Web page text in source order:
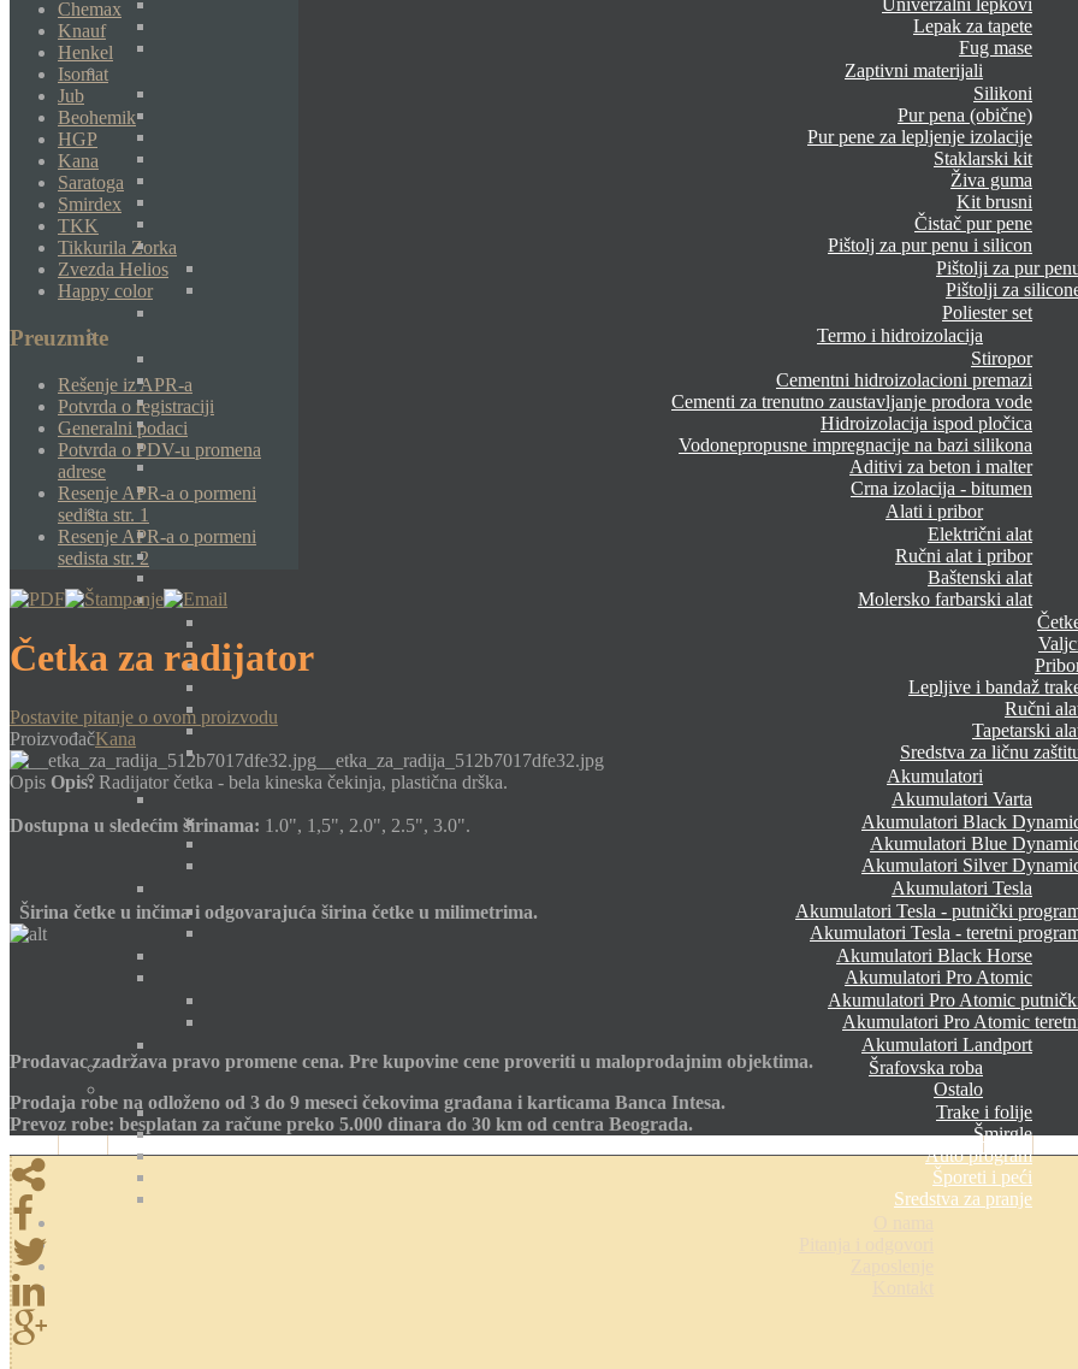
Univerzalni lepkovi
Lepak za tapete
Fug mase
Zaptivni materijali
Silikoni
Pur pena (obične)
Pur pene za lepljenje izolacije
Staklarski kit
Živa guma
Kit brusni
Čistač pur pene
Pištolj za pur penu i silicon
Pištolji za pur
Pištolji za
Poliester set
Termo i hidroizolacija
Stiropor
Cementni hidroizolacioni premazi
Cementi za trenutno zaustavljanje prodora vode
Hidroizolacija ispod pločica
Vodonepropusne impregnacije na bazi silikona
Aditivi za beton i malter
Crna izolacija - bitumen
Alati i pribor
Električni alat
Ručni alat i pribor
Baštenski alat
Molersko farbarski alat
Lepljive i bandaž
Ručni
Tapetarski
Sredstva za ličnu
Akumulatori
Akumulatori Varta
Akumulatori Black
Akumulatori Blue
Akumulatori Silver
Akumulatori Tesla
Akumulatori Tesla - putnički
Akumulatori Tesla - teretni
Akumulatori Black Horse
Akumulatori Pro Atomic
Akumulatori Pro Atomic
Akumulatori Pro Atomic
Akumulatori Landport
Šrafovska roba
Ostalo
Trake i folije
Šmirgle
Auto program
Šporeti i peći
Sredstva za pranje
Chemax
Knauf
Henkel
Isomat
Jub
Beohemik
HGP
Kana
Saratoga
Smirdex
TKK
Tikkurila Zorka
Zvezda Helios
Happy color
Preuzmite
Rešenje iz APR-a
Potvrda o registraciji
Generalni podaci
Potvrda o PDV-u promena
adrese
Resenje APR-a o pormeni
sedista str. 1
Resenje APR-a o pormeni
sedista str. 2
Četka za radijator
Postavite pitanje o ovom proizvodu
ProizvođačKana
__etka_za_radija_512b7017dfe32.jpg
Opis Opis:Radijator četka - bela kineska čekinja, plastična drška.
Dostupna u sledećim širinama: 1.0", 1,5", 2.0", 2.5", 3.0".
Širina četke u inčima i odgovarajuća širina četke u milimetrima.
Prodavac zadržava pravo promene cena. Pre kupovine cene proveriti u maloprodajnim objektima.
Prodaja robe na odloženo od 3 do 9 meseci čekovima građana i karticama Banca Intesa.
Prevoz robe: besplatan za račune preko 5.000 dinara do 30 km od centra Beograda.